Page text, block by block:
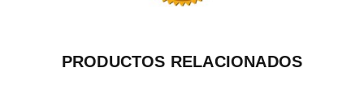
PRODUCTOS RELACIONADOS